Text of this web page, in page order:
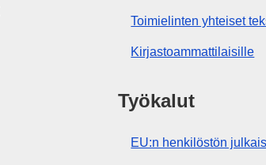
Toimielinten yhteiset
Kirjastoammattilaisille
Työkalut
EU:n henkilöstön